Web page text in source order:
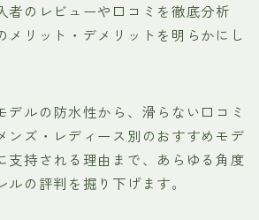
者のレビューや口コミを徹底分析
メリット・デメリットを明らかにし
デルの防水性から、滑らない口コミ
ンズ・レディース別のおすすめモデ
支持される理由まで、あらゆる角度
の評判を掘り下げます。